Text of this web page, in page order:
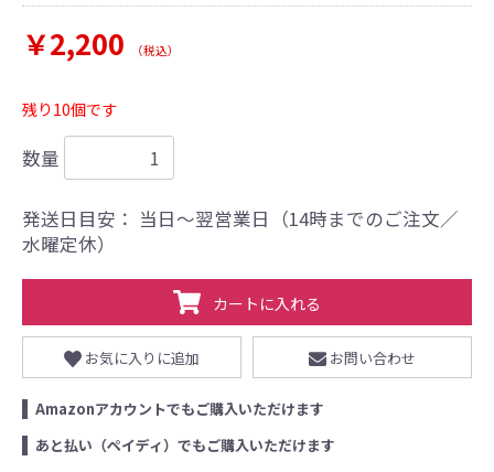
￥2,200 （税込）
残り10個です
数量
発送日目安： 当日〜翌営業日（14時までのご注文／
水曜定休）
カートに入れる
お気に入りに追加 お問い合わせ
Amazonアカウントでもご購入いただけます
あと払い（ペイディ）でもご購入いただけます